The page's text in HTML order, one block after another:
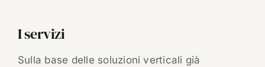
I servizi
Sulla base delle soluzioni verticali già